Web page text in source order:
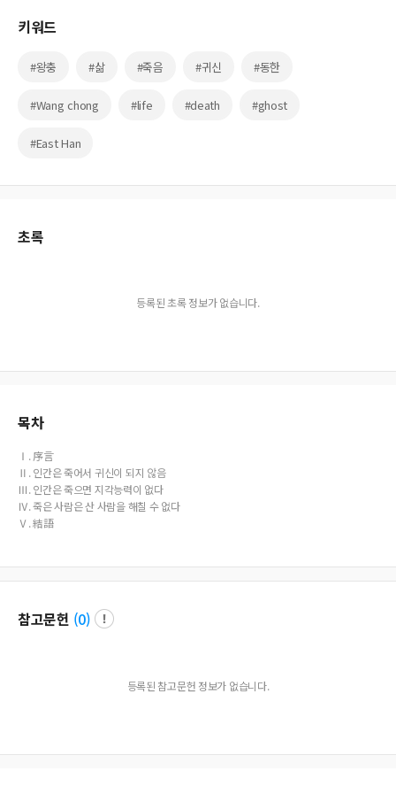
키워드
#왕충 #삶 #죽음 #귀신 #동한
#Wang chong #life #death #ghost
#East Han
초록
등록된 초록 정보가 없습니다.
목차
Ⅰ. 序言
Ⅱ. 인간은 죽어서 귀신이 되지 않음
Ⅲ. 인간은 죽으면 지각능력이 없다
Ⅳ. 죽은 사람은 산 사람을 해칠 수 없다
Ⅴ. 結語
참고문헌 (0)
등록된 참고문헌 정보가 없습니다.